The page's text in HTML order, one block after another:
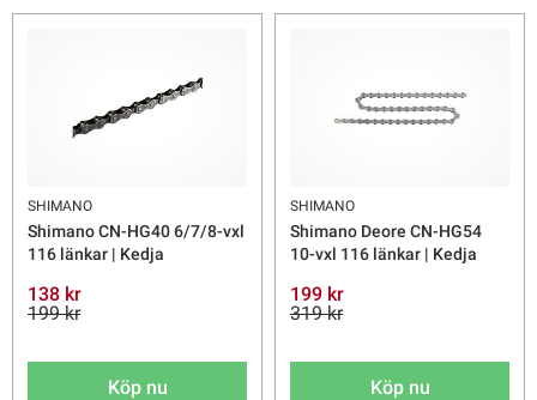
SHIMANO
Shimano CN-HG40 6/7/8-vxl
116 länkar | Kedja
138 kr
199 kr
Köp nu
SHIMANO
Shimano Deore CN-HG54
10-vxl 116 länkar | Kedja
199 kr
319 kr
Köp nu